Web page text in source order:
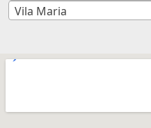
Vila Maria